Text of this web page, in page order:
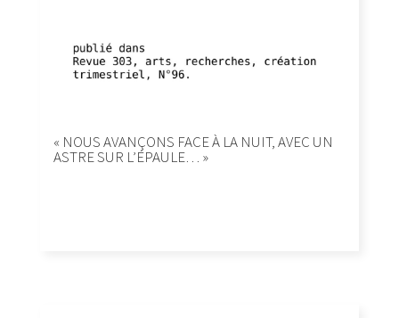
« NOUS AVANÇONS FACE À LA NUIT, AVEC UN
ASTRE SUR L’ÉPAULE… »